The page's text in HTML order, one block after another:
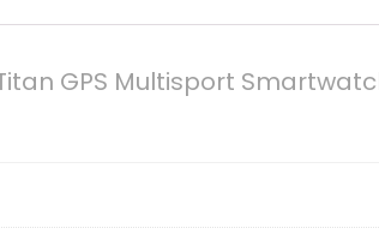
GPS Multisport